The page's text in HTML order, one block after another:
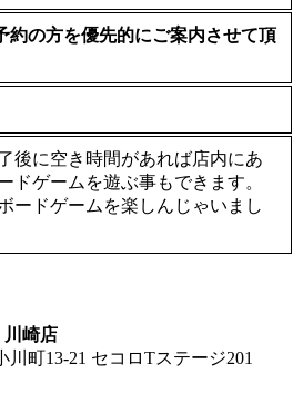
約の方を優先的にご案内させて頂
後に空き時間があれば店内にあ
ドゲームを遊ぶ事もできます。
ードゲームを楽しんじゃいまし
崎店
町13-21 セコロTステージ201